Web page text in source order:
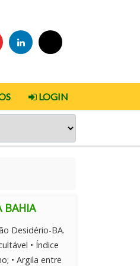
LOGIN
BAHIA
Desidério-BA.
• Índice
• Argila entre